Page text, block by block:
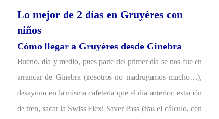
Lo mejor de 2 días en Gruyères con
niños
Cómo llegar a Gruyères desde Ginebra
Bueno, día y medio, pues parte del primer día se nos fue en
arrancar de Ginebra (nosotros no madrugamos mucho…),
desayuno en la misma cafetería que el día anterior, estación
de tren, sacar la Swiss Flexi Saver Pass (tras el cálculo, con